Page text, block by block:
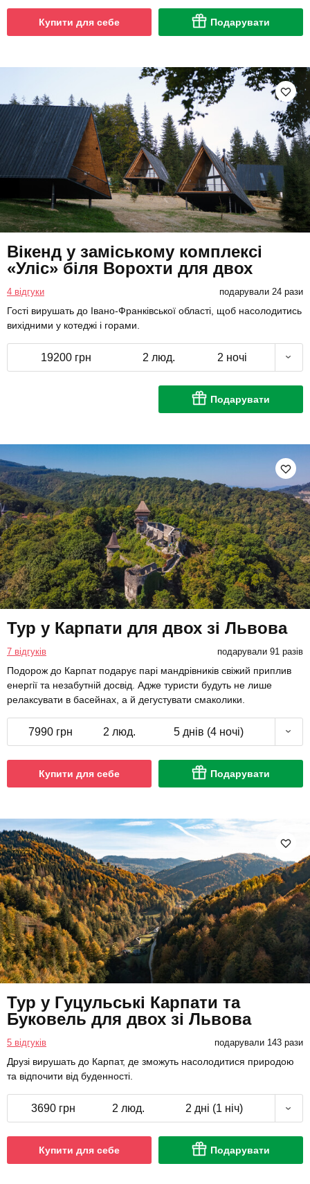
Купити для себе Подарувати
Вікенд у заміському комплексі
«Уліс» біля Ворохти для двох
4 відгуки подарували 24 рази
Гості вирушать до Івано-Франківської області, щоб насолодитись
вихідними у котеджі і горами.
19200 грн 2 люд. 2 ночі
Подарувати
Тур у Карпати для двох зі Львова
7 відгуків подарували 91 разів
Подорож до Карпат подарує парі мандрівників свіжий приплив
енергії та незабутній досвід. Адже туристи будуть не лише
релаксувати в басейнах, а й дегустувати смаколики.
7990 грн 2 люд. 5 днів (4 ночі)
Купити для себе Подарувати
Тур у Гуцульські Карпати та
Буковель для двох зі Львова
5 відгуків подарували 143 рази
Друзі вирушать до Карпат, де зможуть насолодитися природою
та відпочити від буденності.
3690 грн 2 люд. 2 дні (1 ніч)
Купити для себе Подарувати